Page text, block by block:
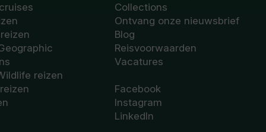
reizen
Collections
Ontvang onze nieuwsbrief
Blog
Reisvoorwaarden
Vacatures
Facebook
Instagram
LinkedIn